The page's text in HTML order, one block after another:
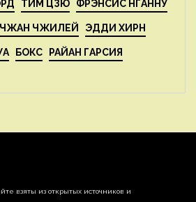
ТИМ ЦЗЮ ФРЭНСИС НГАННУ
ЧЖАН ЧЖИЛЕЙ ЭДДИ ХИРН
БОКС РАЙАН ГАРСИЯ
взяты из открытых источников и